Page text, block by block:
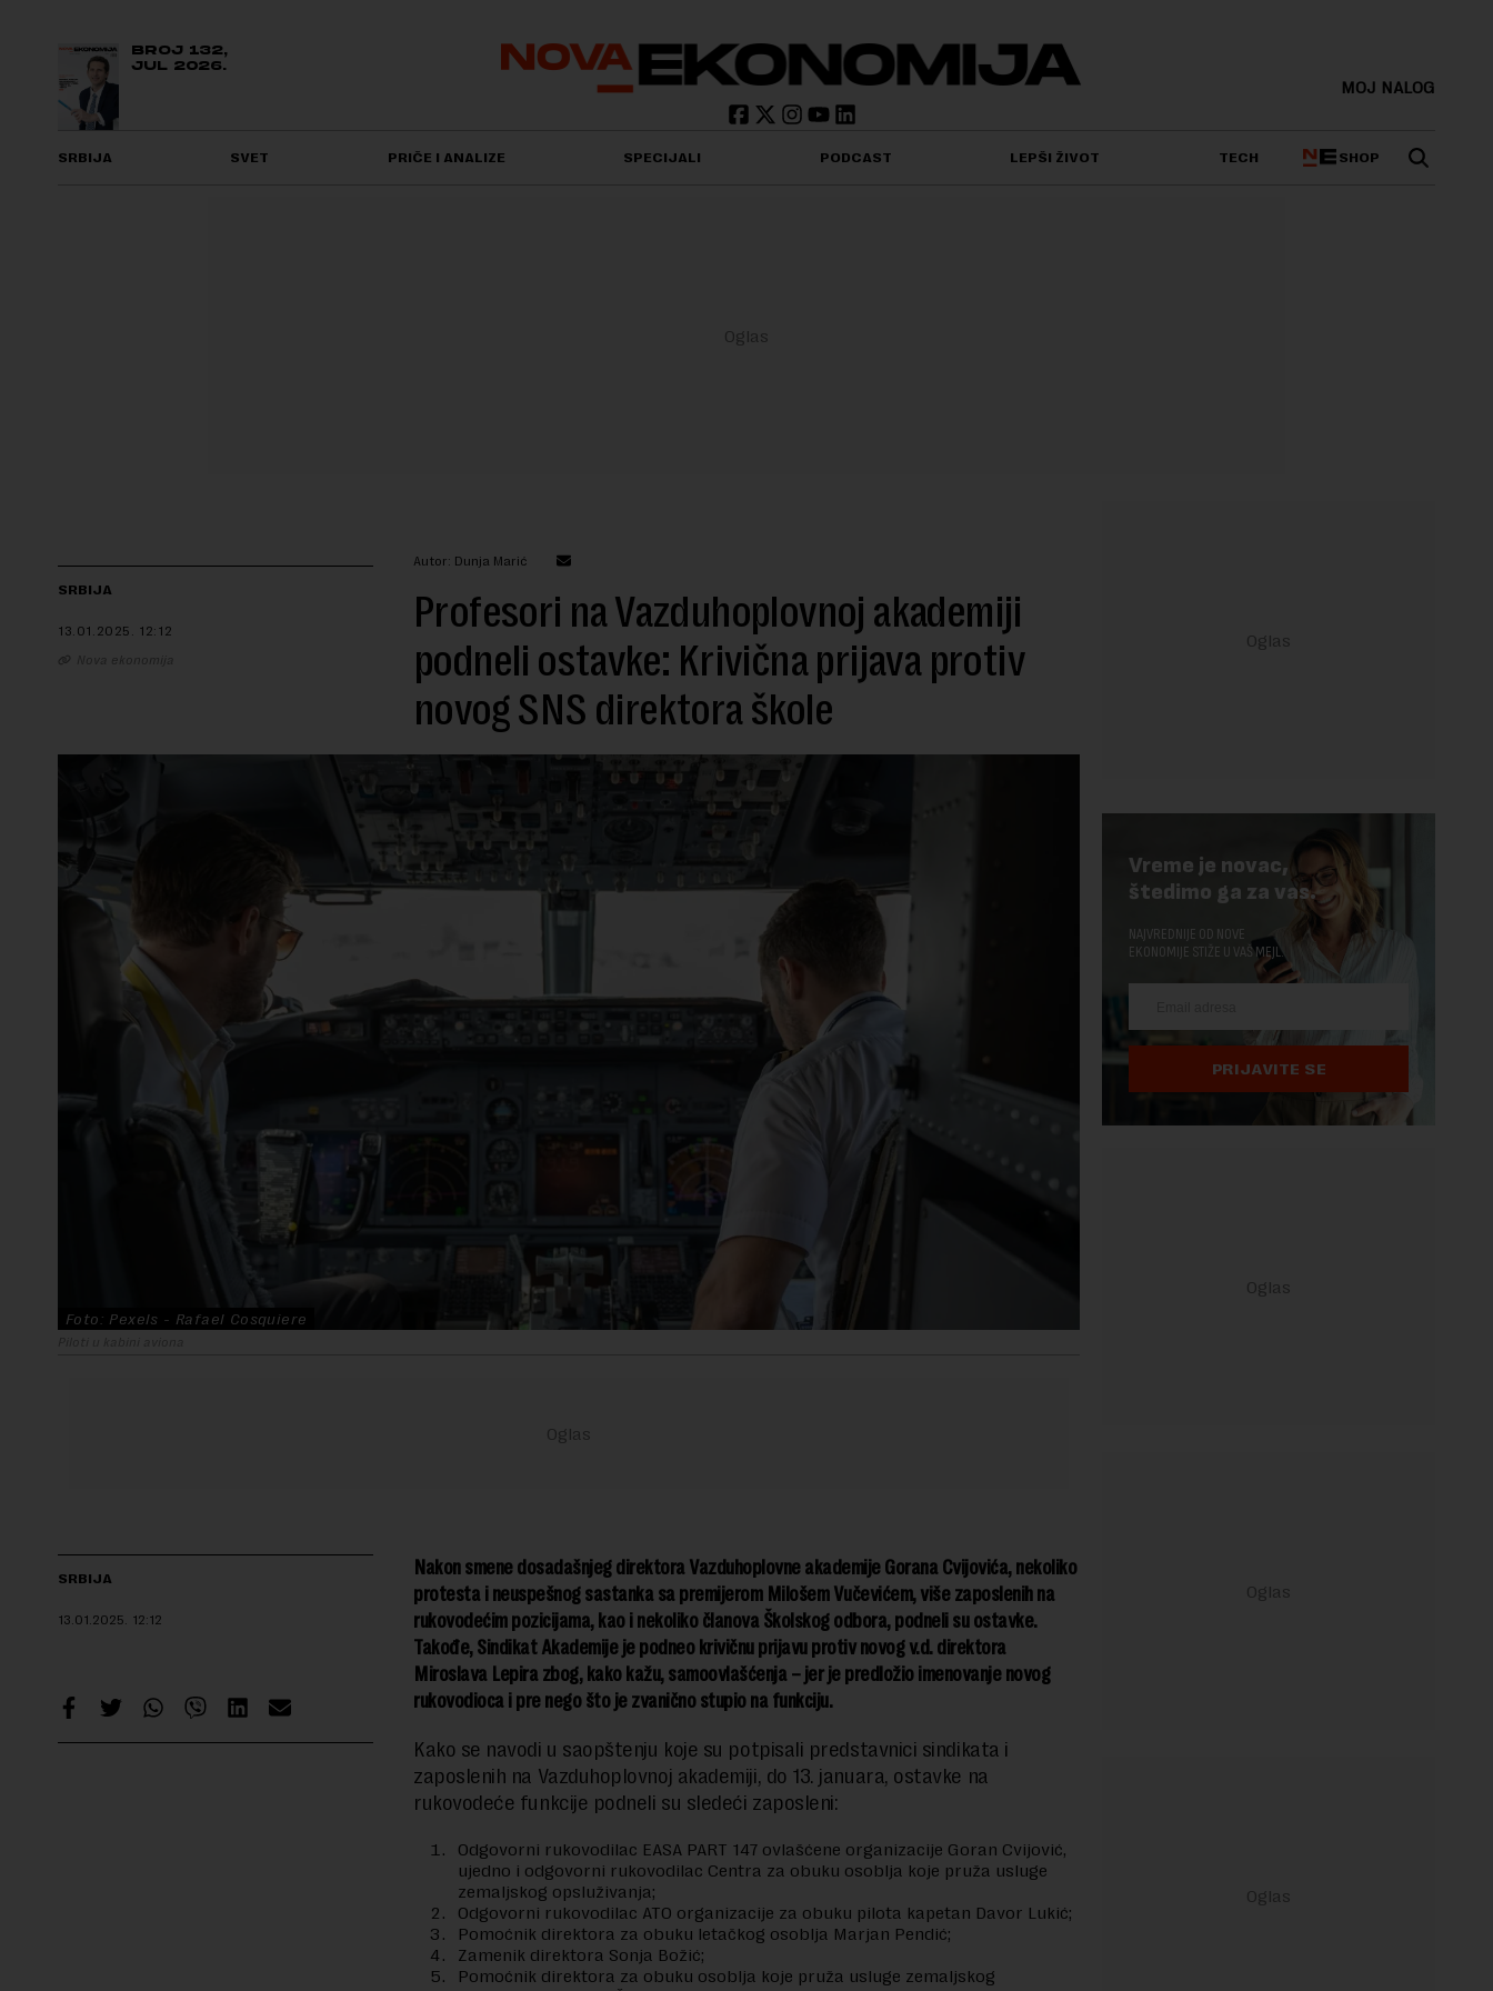
BROJ 132,
JUL 2026.
MOJ NALOG
SRBIJA SVET PRIČE I ANALIZE SPECIJALI PODCAST LEPŠI ŽIVOT TECH SHOP
SRBIJA
13.01.2025. 12:12
Nova ekonomija
Autor: Dunja Marić
Profesori na Vazduhoplovnoj akademiji
podneli ostavke: Krivična prijava protiv
novog SNS direktora škole
Foto: Pexels - Rafael Cosquiere
SRBIJA
13.01.2025. 12:12
Nakon smene dosadašnjeg direktora Vazduhoplovne akademije Gorana Cvijovića, nekoliko
protesta i neuspešnog sastanka sa premijerom Milošem Vučevićem, više zaposlenih na
rukovodećim pozicijama, kao i nekoliko članova Školskog odbora, podneli su ostavke.
Takođe, Sindikat Akademije je podneo krivičnu prijavu protiv novog v.d. direktora
Miroslava Lepira zbog, kako kažu, samoovlašćenja – jer je predložio imenovanje novog
rukovodioca i pre nego što je zvanično stupio na funkciju.
Kako se navodi u saopštenju koje su potpisali predstavnici sindikata i
zaposlenih na Vazduhoplovnoj akademiji, do 13. januara, ostavke na
rukovodeće funkcije podneli su sledeći zaposleni:
Odgovorni rukovodilac EASA PART 147 ovlašćene organizacije Goran Cvijović,
ujedno i odgovorni rukovodilac Centra za obuku osoblja koje pruža usluge
zemaljskog opsluživanja;
Odgovorni rukovodilac ATO organizacije za obuku pilota kapetan Davor Lukić;
Pomoćnik direktora za obuku letačkog osoblja Marjan Pendić;
Zamenik direktora Sonja Božić;
Pomoćnik direktora za obuku osoblja koje pruža usluge zemaljskog
Vreme je novac,
štedimo ga za vas.
NAJVREDNIJE OD NOVE
EKONOMIJE STIŽE U VAŠ MEJL.
PRIJAVITE SE